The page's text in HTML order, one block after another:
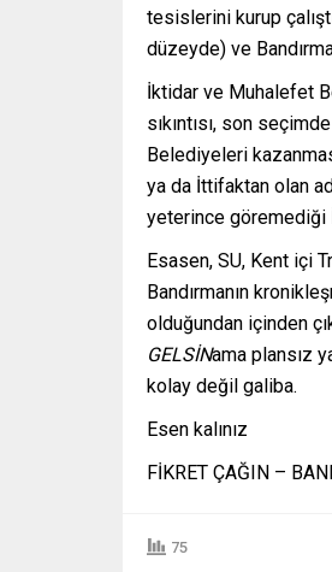
tesislerini kurup
düzeyde) ve
İktidar ve Muhalefet
sıkıntısı, son
Belediyeleri
ya da İttifaktan olan
yeterince göremediği
Esasen, SU, Kent içi
Bandırmanın
olduğundan içinden
GELSİNama plansız
kolay değil galiba.
Esen kalınız
FİKRET ÇAĞIN –
75